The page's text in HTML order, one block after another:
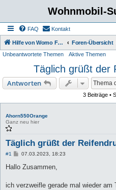
Wohnmobil-
FAQ Kontakt
Hilfe von Womo Fans für Womo Besitzer Foren-Übersicht
Unbeantwortete Themen Aktive Themen
Täglich grüßt der
Antworten
3 Beiträge •
Ahorn550Orange
Ganz neu hier
Täglich grüßt der
#1
B
i
a
07.03.2023, 18:23
Hallo Zusammen,
ich verzweifle gerade mal wieder am